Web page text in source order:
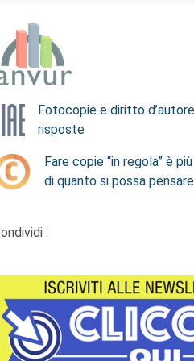
Fotocopie e diritto
risposte
Fare copie “in regola” è
di quanto si possa pensare
: